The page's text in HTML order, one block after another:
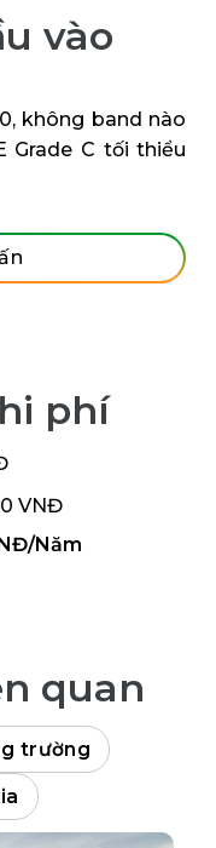
vào
không band nào
Grade C tối thiểu
phí
VNĐ
Năm
quan
trường